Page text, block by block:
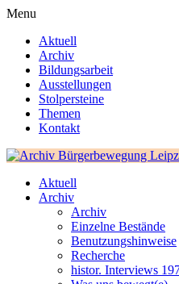
Menu
Aktuell
Archiv
Bildungsarbeit
Ausstellungen
Stolpersteine
Themen
Kontakt
Aktuell
Archiv
Archiv
Einzelne Bestände
Benutzungshinweise
Recherche
histor. Interviews